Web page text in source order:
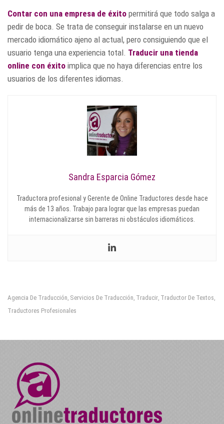
Contar con una empresa de éxito permitirá que todo salga a
pedir de boca. Se trata de conseguir instalarse en un nuevo
mercado idiomático ajeno al actual, pero consiguiendo que el
usuario tenga una experiencia total. Traducir una tienda
online con éxito implica que no haya diferencias entre los
usuarios de los diferentes idiomas.
Sandra Esparcia Gómez
Traductora profesional y Gerente de Online Traductores desde hace
más de 13 años. Trabajo para lograr que las empresas puedan
internacionalizarse sin barreras ni obstáculos idiomáticos.
Agencia De Traducción Servicios De Traducción Traducir Traductor De Textos
Traductores Profesionales